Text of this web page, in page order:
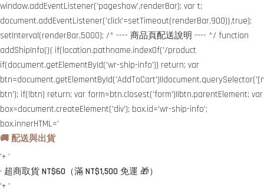
window.addEventListener('pageshow',renderBar); var t;
document.addEventListener('click'=setTimeout(renderBar,900)},true);
setInterval(renderBar,5000); /* ---- 商品頁配送說明 ---- */ function
addShipInfo(){ if(location.pathname.indexOf('/product
if(document.getElementById('wr-ship-info')) return; var
btn'); if(!btn) return; var form=btn.closest('form')||btn.parentElement; var
box=document.createElement('div'); box.id='wr-ship-info';
box.innerHTML='
🚚 配送與出貨
'+ '
• 超商取貨 NT$60 （滿 NT$1,500 免運 🎁）
'+ '